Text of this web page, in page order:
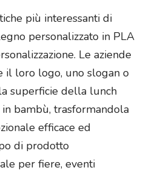
più interessanti di
personalizzato in PLA
Le aziende
il loro logo, uno slogan o
superficie della lunch
bambù, trasformandola
efficace ed
di prodotto
per fiere, eventi